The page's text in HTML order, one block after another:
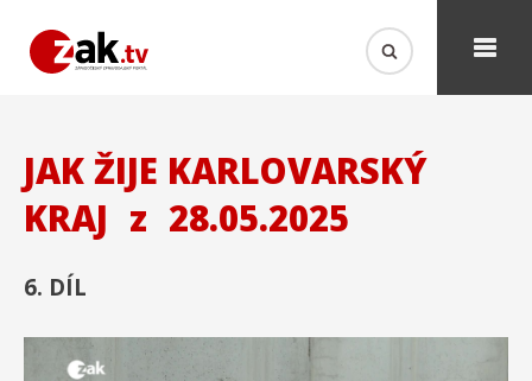
JAK ŽIJE KARLOVARSKÝ
KRAJ z 28.05.2025
6. DÍL